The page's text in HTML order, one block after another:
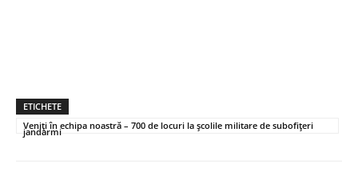
ETICHETE
Veniți în echipa noastră – 700 de locuri la școlile militare de subofițeri
jandarmi